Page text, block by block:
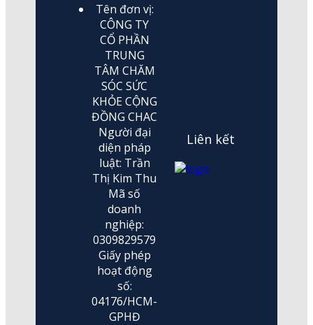
Tên đơn vị:
CÔNG TY
CỔ PHẦN
TRUNG
TÂM CHĂM
SÓC SỨC
KHỎE CỘNG
ĐỒNG CHAC
Người đại
diện pháp
luật: Trần
Thị Kim Thu
Mã số
doanh
nghiệp:
0309829579
Giấy phép
hoạt động
số:
04176/HCM-
GPHĐ
Liên kết